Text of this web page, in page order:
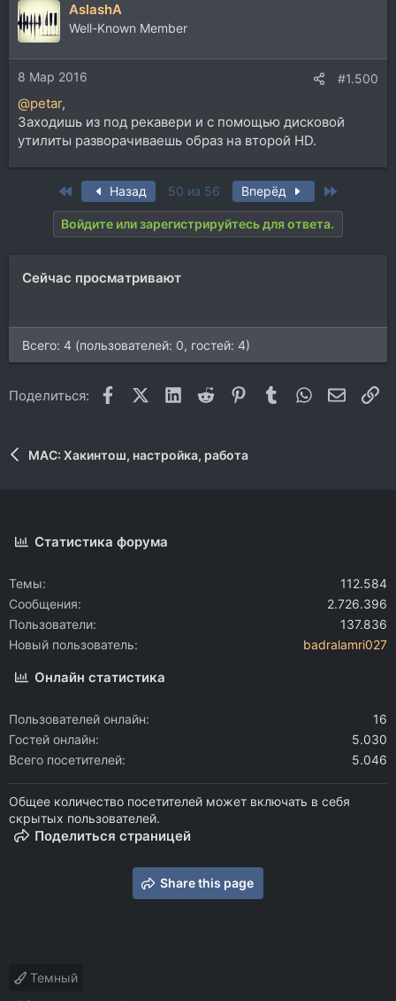
AslashA
Well-Known Member
8 Мар 2016 #1.500
@petar,
Заходишь из под рекавери и с помощью дисковой
утилиты разворачиваешь образ на второй HD.
First Назад 50 из 56 Вперёд
Войдите или зарегистрируйтесь для ответа.
Сейчас просматривают
Всего: 4 (пользователей: 0, гостей: 4)
Поделиться: FacebookX (Twitter)
LinkedIn
Reddit Pinterest
Tumblr WhatsApp
MAC: Хакинтош, настройка, работа
Статистика форума
Темы
112.584
Сообщения
2.726.396
Пользователи
137.836
Новый пользователь
badralamri027
Онлайн статистика
Пользователей онлайн
16
Гостей онлайн
5.030
Всего посетителей
5.046
Общее количество посетителей может включать в себя
скрытых пользователей.
Поделиться страницей
Share this page
Темный